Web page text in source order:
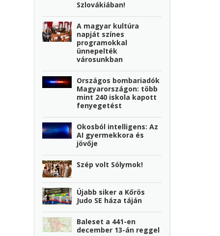
Szlovákiában!
A magyar kultúra
napját színes
programokkal
ünnepelték
városunkban
Országos bombariadók
Magyarországon: több
mint 240 iskola kapott
fenyegetést
Okosból intelligens: Az
AI gyermekkora és
jövője
Szép volt Sólymok!
Újabb siker a Kőrös
Judo SE háza táján
Baleset a 441-en
december 13-án reggel